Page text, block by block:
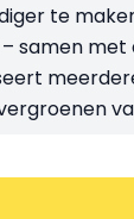
te
samen met